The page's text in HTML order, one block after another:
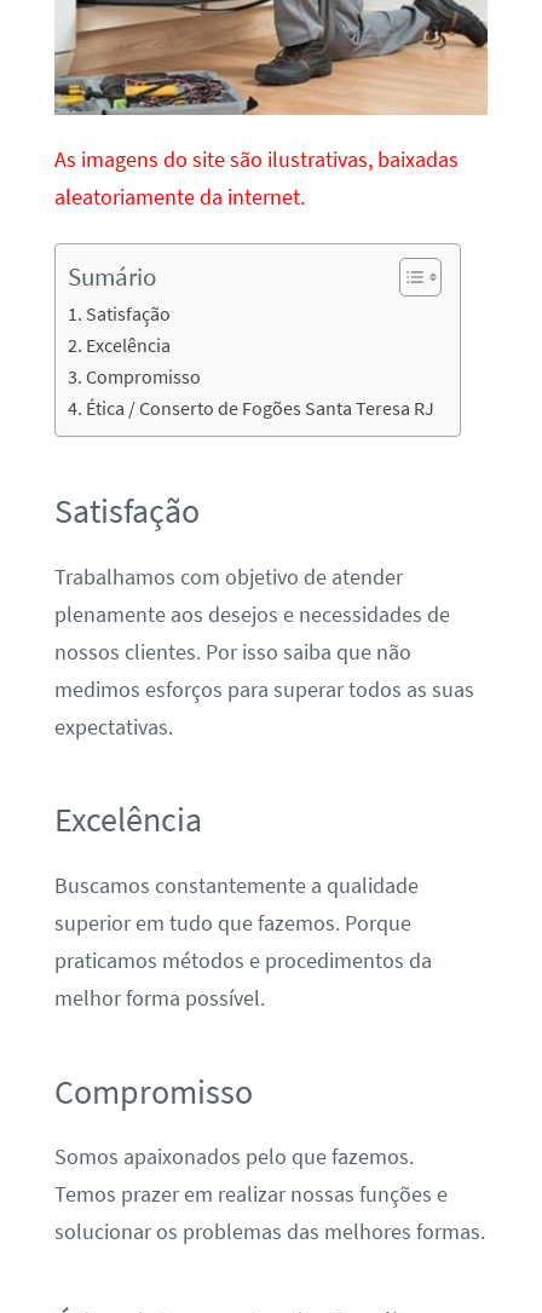
As imagens do site são ilustrativas, baixadas
aleatoriamente da internet.
Sumário
Satisfação
Excelência
Compromisso
Ética / Conserto de Fogões Santa Teresa RJ
Satisfação
Trabalhamos com objetivo de atender
plenamente aos desejos e necessidades de
nossos clientes. Por isso saiba que não
medimos esforços para superar todos as suas
expectativas.
Excelência
Buscamos constantemente a qualidade
superior em tudo que fazemos. Porque
praticamos métodos e procedimentos da
melhor forma possível.
Compromisso
Somos apaixonados pelo que fazemos.
Temos prazer em realizar nossas funções e
solucionar os problemas das melhores formas.